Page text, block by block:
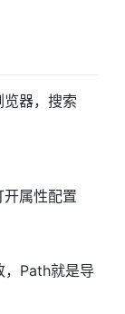
器，搜索
属性配置
Path就是导